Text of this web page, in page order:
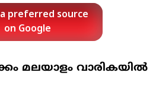
preferred source
on Google
മലയാളം വാരികയില്‍